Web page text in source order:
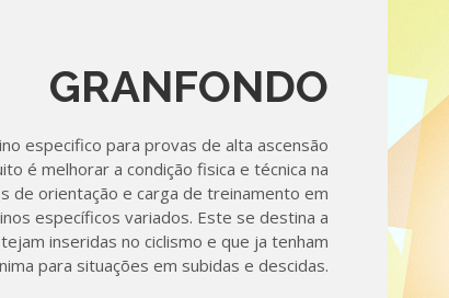
GRANFONDO
especifico para provas de alta ascensão
é melhorar a condição fisica e técnica na
de orientação e carga de treinamento em
específicos variados. Este se destina a
inseridas no ciclismo e que ja tenham
para situações em subidas e descidas.